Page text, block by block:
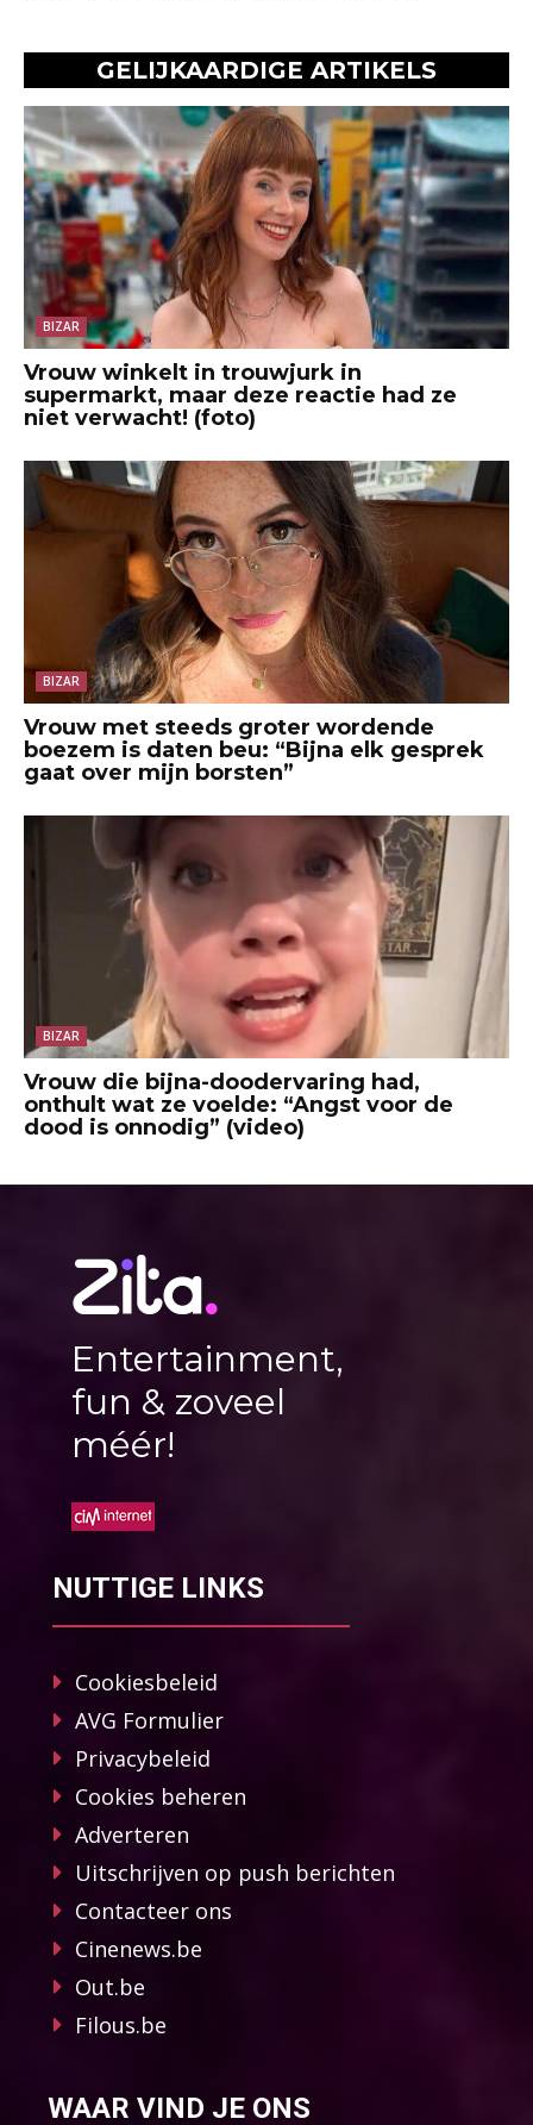
GELIJKAARDIGE ARTIKELS
BIZAR
Vrouw winkelt in trouwjurk in
supermarkt, maar deze reactie had ze
niet verwacht! (foto)
BIZAR
Vrouw met steeds groter wordende
boezem is daten beu: “Bijna elk gesprek
gaat over mijn borsten”
BIZAR
Vrouw die bijna-doodervaring had,
onthult wat ze voelde: “Angst voor de
dood is onnodig” (video)
Entertainment,
fun & zoveel
méér!
NUTTIGE LINKS
Cookiesbeleid
AVG Formulier
Privacybeleid
Cookies beheren
Adverteren
Uitschrijven op push berichten
Contacteer ons
Cinenews.be
Out.be
Filous.be
WAAR VIND JE ONS